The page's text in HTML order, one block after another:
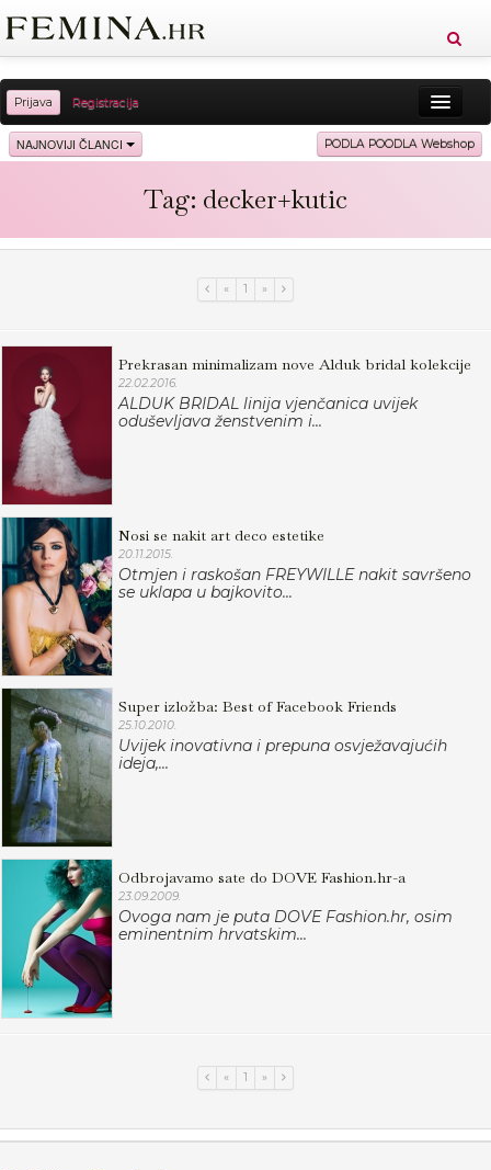
Prijava Registracija
Sreća Zdravlje Vitkost
Ljubav Relax Putovanja
NAJNOVIJI ČLANCI PODLA POODLA Webshop
Tag: decker+kutic
« 1 »
Prekrasan minimalizam nove Alduk bridal kolekcije
22.02.2016.
ALDUK BRIDAL linija vjenčanica uvijek
oduševljava ženstvenim i...
Nosi se nakit art deco estetike
20.11.2015.
Otmjen i raskošan FREYWILLE nakit savršeno
se uklapa u bajkovito...
Super izložba: Best of Facebook Friends
25.10.2010.
Uvijek inovativna i prepuna osvježavajućih
ideja,...
Odbrojavamo sate do DOVE Fashion.hr-a
23.09.2009.
Ovoga nam je puta DOVE Fashion.hr, osim
eminentnim hrvatskim...
« 1 »